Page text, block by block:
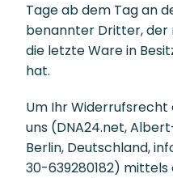
Tage ab dem Tag an
benannter Dritter, der
die letzte Ware in
hat.
Um Ihr Widerrufsrecht
uns (DNA24.net,
Berlin, Deutschland,
30-639280182)